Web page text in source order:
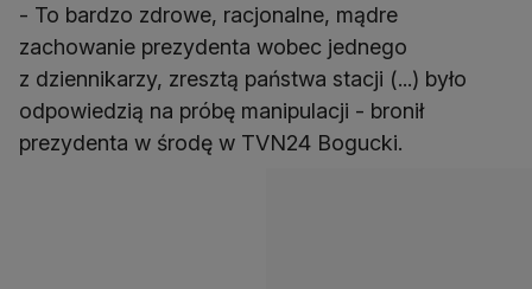
- To bardzo zdrowe, racjonalne, mądre
zachowanie prezydenta wobec jednego
z dziennikarzy, zresztą państwa stacji (...) było
odpowiedzią na próbę manipulacji - bronił
prezydenta w środę w TVN24 Bogucki.